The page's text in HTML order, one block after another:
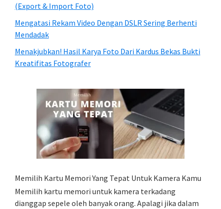
(Export & Import Foto)
Mengatasi Rekam Video Dengan DSLR Sering Berhenti
Mendadak
Menakjubkan! Hasil Karya Foto Dari Kardus Bekas Bukti
Kreatifitas Fotografer
Memilih Kartu Memori Yang Tepat Untuk Kamera Kamu
Memilih kartu memori untuk kamera terkadang
dianggap sepele oleh banyak orang. Apalagi jika dalam